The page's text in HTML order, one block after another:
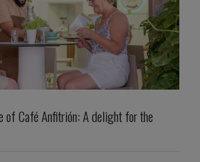
of Café Anfitrión: A delight for the